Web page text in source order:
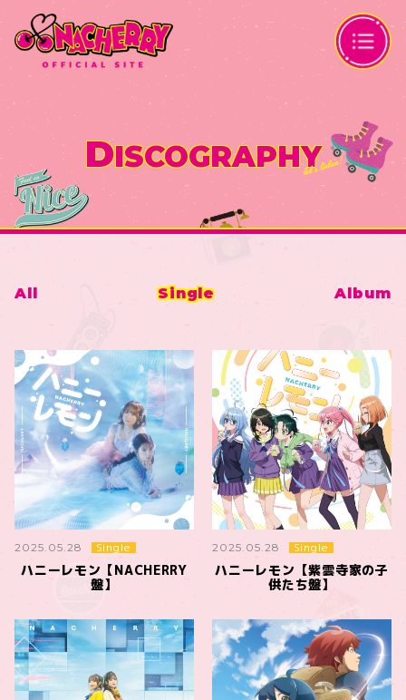
DISCOGRAPHY
All Single Album
2025.05.28 Single
ハニーレモン【NACHERRY
盤】
2025.05.28 Single
ハニーレモン【紫雲寺家の子
供たち盤】